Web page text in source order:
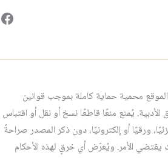
محمية حماية كاملة بموجب قوانين
الأدبية. يُمنع منعًا قاطعًا نسخ أو نقل أو اقتباس
ورقيًا أو إلكترونيًا، دون ذكر المصدر صراحةً
الأمر. ويُعرّض أي خرقٍ لهذه الأحكام